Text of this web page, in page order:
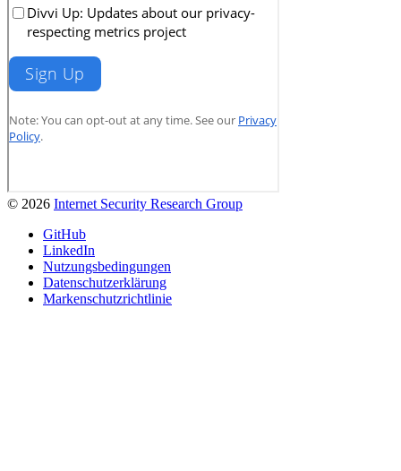
© 2026 Internet Security Research Group
GitHub
LinkedIn
Nutzungsbedingungen
Datenschutzerklärung
Markenschutzrichtlinie